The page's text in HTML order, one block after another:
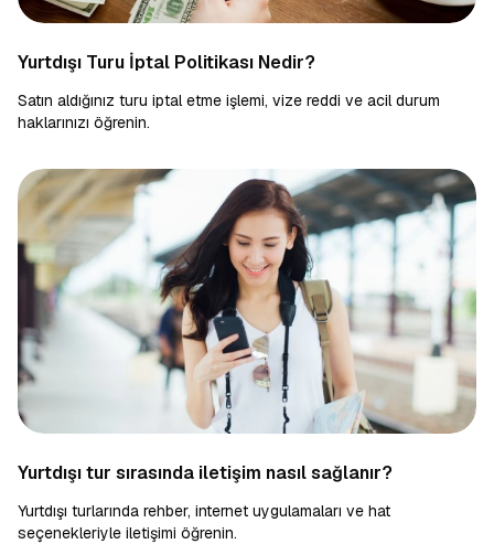
Yurtdışı Turu İptal Politikası Nedir?
Satın aldığınız turu iptal etme işlemi, vize reddi ve acil durum
haklarınızı öğrenin.
Yurtdışı tur sırasında iletişim nasıl sağlanır?
Yurtdışı turlarında rehber, internet uygulamaları ve hat
seçenekleriyle iletişimi öğrenin.